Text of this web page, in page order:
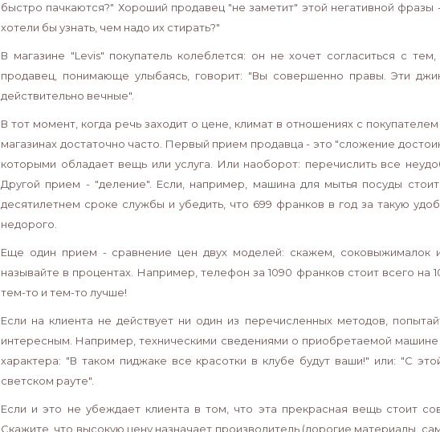
быстро пачкаются?" Хороший продавец "не заметит" этой негативной
хотели бы узнать, чем надо их стирать?"
В магазине "Levis" покупатель колеблется: он не хочет согласиться с
продавец, понимающе улыбаясь, говорит: "Вы совершенно правы. Эти
действительно вечные".
В тот момент, когда речь заходит о цене, климат в отношениях с
магазинах достаточно часто. Первый прием продавца - это "сложение
которыми обладает вещь или услуга. Или наоборот: перечислить все
Другой прием - "деление". Если, например, машина для мытья посуды
десятилетнем сроке службы и убедить, что 699 франков в год за такую
недорого.
Еще один прием - сравнение цен двух моделей: скажем, соковыжималок
называйте в процентах. Например, телефон за 1090 франков стоит всего
тем-то и тем-то лучше!
Если на клиента не действует ни один из перечисленных методов,
интересным. Например, техническими сведениями о приобретаемой
характера: "В таком пиджаке все красотки в клубе будут ваши!" или: "С
светском рауте".
Если и это не убеждает клиента в том, что эта прекрасная вещь стоит
Скажите, что высокую цену назначает производитель (дорогие материалы,